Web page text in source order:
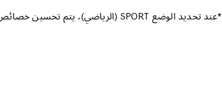
*عند تحديد الوضع SPORT (الرياضي)، يتم تحسين خصائص التوجيه وزيادة السرعة.